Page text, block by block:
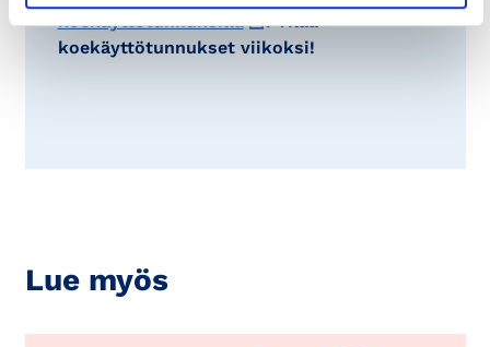
koekäyttötunnuksilla
. Tilaa
koekäyttötunnukset viikoksi!
Lue myös